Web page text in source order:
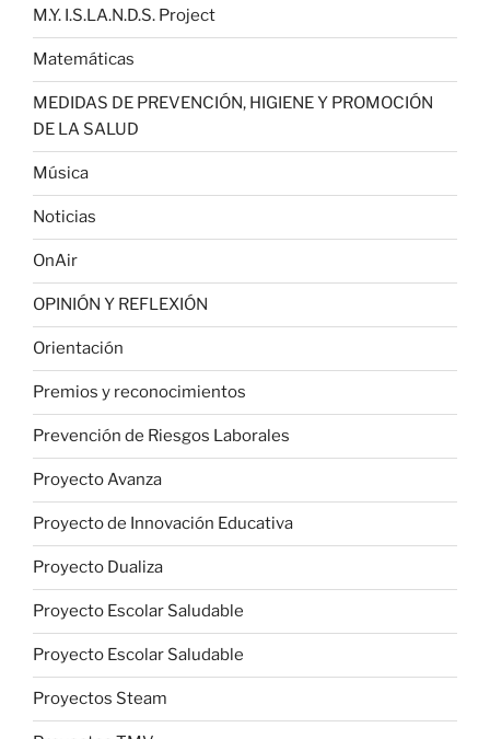
M.Y. I.S.LA.N.D.S. Project
Matemáticas
MEDIDAS DE PREVENCIÓN, HIGIENE Y PROMOCIÓN
DE LA SALUD
Música
Noticias
OnAir
OPINIÓN Y REFLEXIÓN
Orientación
Premios y reconocimientos
Prevención de Riesgos Laborales
Proyecto Avanza
Proyecto de Innovación Educativa
Proyecto Dualiza
Proyecto Escolar Saludable
Proyecto Escolar Saludable
Proyectos Steam